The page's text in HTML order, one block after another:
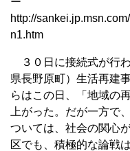
http://
n1.htm
３０日に接続式が行
県長野原町）生活再建
らはこの日、「地域の
上がった。だが一方で
ついては、社会の関心
区でも、積極的な論戦